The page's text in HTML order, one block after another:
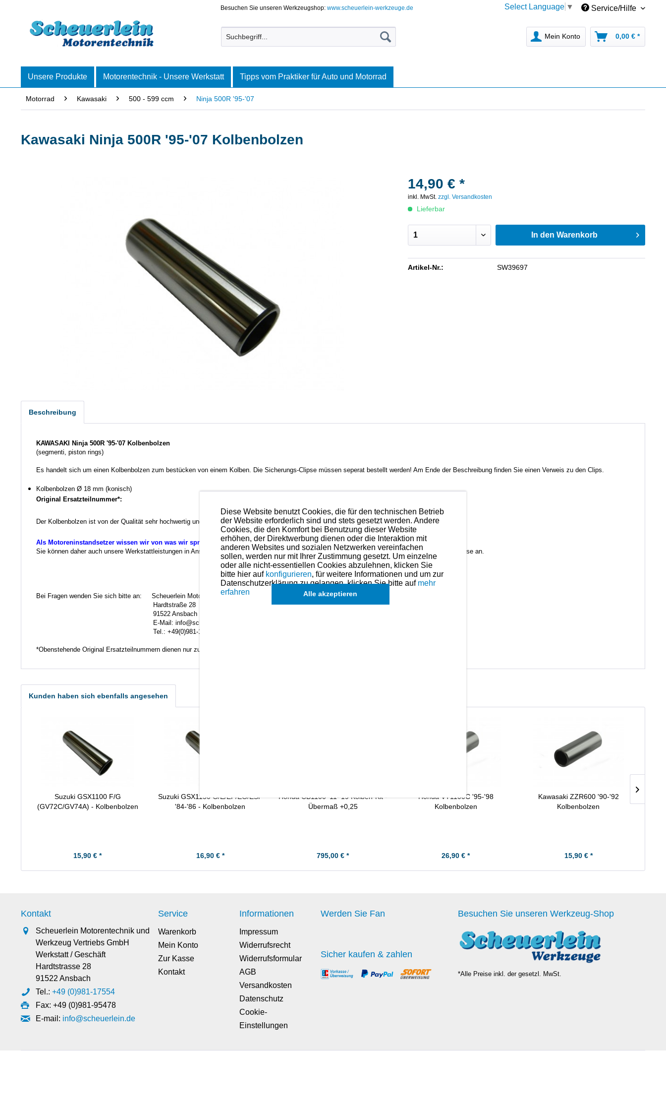
Besuchen Sie unseren Werkzeugshop:www.scheuerlein-werkzeuge.de Select Language ▼ Service/Hilfe
Mein Konto 0,00 € *
Unsere Produkte Motorentechnik - Unsere Werkstatt Tipps vom Praktiker für Auto und Motorrad
Motorrad Kawasaki 500 - 599 ccm Ninja 500R '95-'07
Kawasaki Ninja 500R '95-'07 Kolbenbolzen
14,90 € *
inkl. MwSt.zzgl. Versandkosten
Lieferbar
In den Warenkorb
Artikel-Nr.: SW39697
Beschreibung
KAWASAKI Ninja 500R '95-'07 Kolbenbolzen
(segmenti, piston rings)
Es handelt sich um einen Kolbenbolzen zum bestücken von einem Kolben. Die Sicherungs-Clipse müssen seperat bestellt werden! Am Ende der Beschreibung finden Sie einen Verweis zu den Clips.
Kolbenbolzen Ø 18 mm (konisch)
Original Ersatzteilnummer*:
Der Kolbenbolzen ist von der Qualität sehr hochwertig und kann bedenkenlos verbaut werden.
Als Motoreninstandsetzer wissen wir von was wir sprechen.
Sie können daher auch unsere Werkstattleistungen in Anspruch nehmen. Preise hierzu finden Sie in der Kategorien-Übersicht links oder fragen Sie diese an.
Kolbenringe, Kolben und andere Teile für dieses Modell sind (falls vorhanden)
in der übergeordneten Kategorie zu finden.
Bei Fragen wenden Sie sich bitte an: Scheuerlein Motorentechnik
Hardtstraße 28
91522 Ansbach
E-Mail: info@scheuerlein.de
Tel.: +49(0)981-17554
*Obenstehende Original Ersatzteilnummern dienen nur zu Vergleichszwecken.
Kunden haben sich ebenfalls angesehen
Suzuki GSX1100 F/G
(GV72C/GV74A) - Kolbenbolzen
15,90 € *
Suzuki GSX1150 G/E/EF/EG/ESF
'84-'86 - Kolbenbolzen
16,90 € *
Honda CB1100 '11-'19 Kolben-Kit -
Übermaß +0,25
795,00 € *
Honda VT1100C '95-'98
Kolbenbolzen
26,90 € *
Kawasaki ZZR600 '90-'92
Kolbenbolzen
15,90 € *
Kontakt
Scheuerlein Motorentechnik und
Werkzeug Vertriebs GmbH
Werkstatt / Geschäft
Hardtstrasse 28
91522 Ansbach
Tel.: +49 (0)981-17554
Fax: +49 (0)981-95478
E-mail: info@scheuerlein.de
Service
Warenkorb
Mein Konto
Zur Kasse
Kontakt
Informationen
Impressum
Widerrufsrecht
Widerrufsformular
AGB
Versandkosten
Datenschutz
Cookie-
Einstellungen
Werden Sie Fan
Sicher kaufen & zahlen
Besuchen Sie unseren Werkzeug-Shop
*Alle Preise inkl. der gesetzl. MwSt.
Diese Website benutzt Cookies, die für den technischen Betrieb
der Website erforderlich sind und stets gesetzt werden. Andere
Cookies, die den Komfort bei Benutzung dieser Website
erhöhen, der Direktwerbung dienen oder die Interaktion mit
anderen Websites und sozialen Netzwerken vereinfachen
sollen, werden nur mit Ihrer Zustimmung gesetzt. Um einzelne
oder alle nicht-essentiellen Cookies abzulehnen, klicken Sie
bitte hier auf konfigurieren, für weitere Informationen und um zur
Datenschutzerklärung zu gelangen, klicken Sie bitte auf mehr
erfahren
Alle akzeptieren